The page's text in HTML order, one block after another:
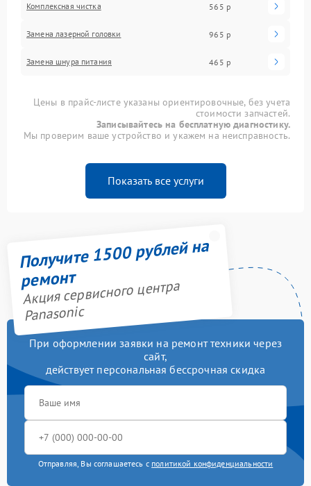
Комплексная чистка 565 р
Замена лазерной головки 965 р
Замена шнура питания 465 р
Цены в прайс-листе указаны ориентировочные, без учета
стоимости запчастей.
Записывайтесь на бесплатную диагностику.
Мы проверим ваше устройство и укажем на неисправность.
Показать все услуги
Получите 1500 рублей на
ремонт
Акция сервисного центра
Panasonic
При оформлении заявки на ремонт техники через
сайт,
действует персональная бессрочная скидка
Отправляя, Вы соглашаетесь с политикой конфиденциальности